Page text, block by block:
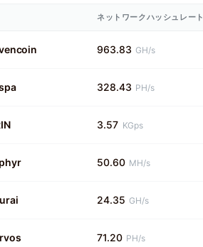
ネットワークハッシュレート
963.83 GH/s
328.43 PH/s
3.57 KGps
50.60 MH/s
24.35 GH/s
71.20 PH/s